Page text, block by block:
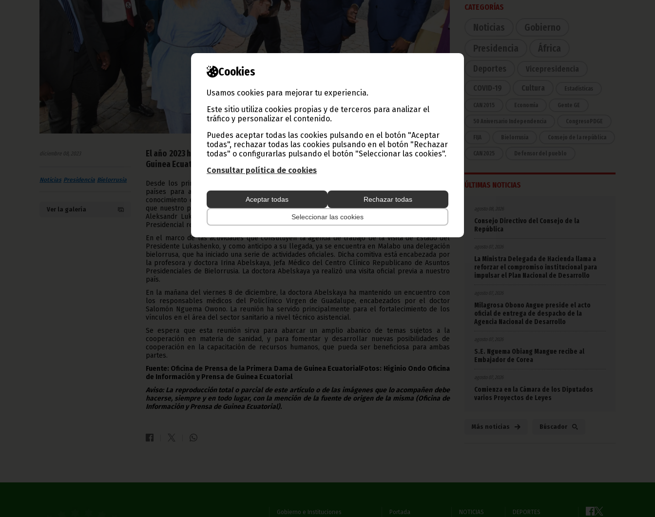
Cookies
Usamos cookies para mejorar tu experiencia.
Este sitio utiliza cookies propias y de terceros para analizar el
tráfico y personalizar el contenido.
Puedes aceptar todas las cookies pulsando en el botón "Aceptar
todas", rechazar todas las cookies pulsando en el botón "Rechazar
todas" o configurarlas pulsando el botón "Seleccionar las cookies".
Consultar política de cookies
Aceptar todas Rechazar todas
Seleccionar las cookies
diciembre 08, 2023
Noticias Presidencia Bielorrusia
Ver la galería
El año 2023 ha marcado un antes y un después en las relaciones entre la República de
Guinea Ecuatorial y la República de Bielorrusia.
Desde los primeros meses de este año, comenzaron los contactos diplomáticos entre ambos
países para ampliar las relaciones y cooperación entre ambas naciones. La apertura y el
conocimiento entre ambos Estados ha dado unos frutos realmente positivos, hasta el punto de
que nuestro país espera, para los próximos días, la visita oficial del Presidente bielorruso, S.E.
Aleksandr Lukashenko. Visita que se producirá como respuesta al viaje oficial que la Pareja
Presidencial realizó a este país europeo a principios de septiembre.
En el marco de las actividades que constituyen la agenda de trabajo de la visita de Estado del
Presidente Lukashenko, y como anticipo a su llegada, ya se encuentra en Malabo una delegación
bielorrusa, que ha iniciado una serie de actividades oficiales. Dicha comitiva está encabezada por
la profesora y doctora Irina Abelskaya, Jefa Médico del Centro Clínico Republicano de Asuntos
Presidenciales de Bielorrusia. La doctora Abelskaya ya realizó una visita oficial previa a nuestro
país.
En la mañana del viernes 8 de diciembre, la doctora Abelskaya ha mantenido un encuentro con
los responsables médicos del Policlínico Virgen de Guadalupe, encabezados por el doctor
Salomón Nguema Owono. La reunión ha servido principalmente para el fortalecimiento de los
vínculos en el área del sector sanitario a nivel técnico asistencial.
Se espera que esta reunión sirva para abarcar un amplio abanico de temas sujetos a la
cooperación en materia de sanidad, y para fomentar y desarrollar nuevas posibilidades de
cooperación en la capacitación de recursos humanos, que pueda ser beneficiosa para ambas
partes.
Fuente: Oficina de Prensa de la Primera Dama de Guinea EcuatorialFotos: Higinio Ondo Oficina
de Información y Prensa de Guinea Ecuatorial
Aviso: La reproducción total o parcial de este artículo o de las imágenes que lo acompañen debe
hacerse, siempre y en todo lugar, con la mención de la fuente de origen de la misma (Oficina de
Información y Prensa de Guinea Ecuatorial).
CATEGORÍAS
Noticias
Gobierno
Presidencia
África
Deportes Vicepresidencia
COVID-19 Cultura Estadísticas
CAN 2015 Economía Gente GE
50 Aniversario Independencia CongresoPDGE
FIJA Bielorrusia Consejo de la república
CAN 2025 Defensor del pueblo
ÚLTIMAS NOTICIAS
agosto 08, 2026
Consejo Directivo del Consejo de la
República
agosto 07, 2026
La Ministra Delegada de Hacienda llama a
reforzar el compromiso institucional para
impulsar el Plan Nacional de Desarrollo
agosto 07, 2026
Milagrosa Obono Angue preside el acto
oficial de entrega de despacho de la
Agencia Nacional de Desarrollo
agosto 07, 2026
S.E. Nguema Obiang Mangue recibe al
Embajador de Corea
agosto 07, 2026
Comienza en la Cámara de los Diputados
varios Proyectos de Leyes
Más noticias Búscador
Gobierno e Instituciones Portada NOTICIAS DEPORTES